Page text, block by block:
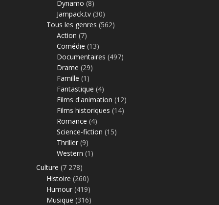
Dynamo (8)
Jampack.tv (30)
Tous les genres (562)
Action (7)
Comédie (13)
Documentaires (497)
Drame (29)
Famille (1)
Fantastique (4)
Films d'animation (12)
Films historiques (14)
Romance (4)
Science-fiction (15)
Thriller (9)
Western (1)
Culture (7 278)
Histoire (260)
Humour (419)
Musique (316)